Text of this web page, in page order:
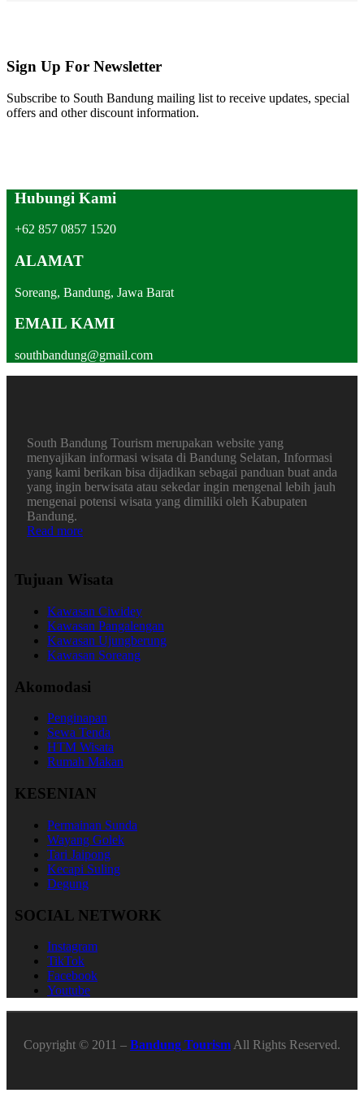
Sign Up For Newsletter
Subscribe to South Bandung mailing list to receive updates, special
offers and other discount information.
Hubungi Kami
+62 857 0857 1520
ALAMAT
Soreang, Bandung, Jawa Barat
EMAIL KAMI
southbandung@gmail.com
South Bandung Tourism merupakan website yang
menyajikan informasi wisata di Bandung Selatan, Informasi
yang kami berikan bisa dijadikan sebagai panduan buat anda
yang ingin berwisata atau sekedar ingin mengenal lebih jauh
mengenai potensi wisata yang dimiliki oleh Kabupaten
Bandung.
Read more
Tujuan Wisata
Kawasan Ciwidey
Kawasan Pangalengan
Kawasan Ujungberung
Kawasan Soreang
Akomodasi
Penginapan
Sewa Tenda
HTM Wisata
Rumah Makan
KESENIAN
Permainan Sunda
Wayang Golek
Tari Jaipong
Kecapi Suling
Degung
SOCIAL NETWORK
Instagram
TikTok
Facebook
Youtube
Copyright © 2011 – Bandung Tourism All Rights Reserved.